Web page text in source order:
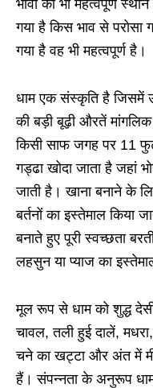
भावों का भी महत्वपूर्ण
गया है किस भाव से
गया है वह भी महत्वपूर्ण है।
धाम एक संस्कृति है
की बड़ी बूढ़ी औरतें
किसी साफ जगह पर 11
गड्ढा खोदा जाता है जहां
जाती है। खाना बनाने के
बर्तनों का इस्तेमाल किया
बनाते हुए पूरी स्वच्छता
लहसुन या प्याज का
मूल रूप से धाम को शुद्ध
चावल, तली हुई दालें,
चने का खट्टा और अंत में
हैं। संपन्नता के अनुरूप